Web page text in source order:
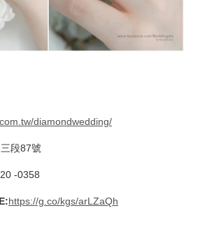
diamondwedding/
段87號
-0358
:https://g.co/kgs/arLZaQh